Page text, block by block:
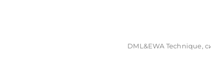
DML&EWA Technique,